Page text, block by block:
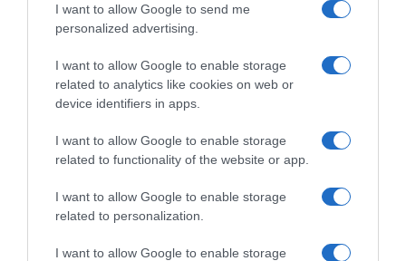
I want to allow Google to send me
personalized advertising.
I want to allow Google to enable storage
related to analytics like cookies on web or
device identifiers in apps.
I want to allow Google to enable storage
related to functionality of the website or app.
I want to allow Google to enable storage
related to personalization.
I want to allow Google to enable storage
opušta, a osjećaj unutrašnje napetosti se smanjuje.
cirkulacija mogu dovesti do rjeđih i blažih epizoda. Također,
magnezijum igra važnu ulogu u radu srca i krvnih sudova, pa
kardiovaskularno zdravlje.
bolova, jer pomaže u opuštanju mišića donjeg dijela stomaka. Uz
što ga čini korisnim i u svakodnevnoj njezi.